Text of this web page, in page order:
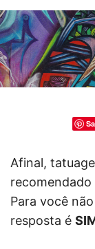
Afinal,
recomendado
Para você
resposta é